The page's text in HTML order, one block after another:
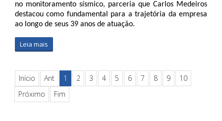
no monitoramento sísmico, parceria que Carlos Medeiros
destacou como fundamental para a trajetória da empresa
ao longo de seus 39 anos de atuação.
Leia mais
Início Ant 1 2 3 4 5 6 7 8 9
10
Próximo
Fim